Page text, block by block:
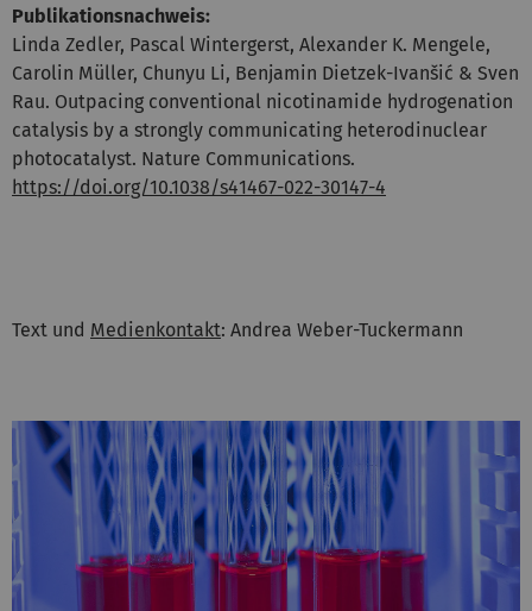
Publikationsnachweis:
Linda Zedler, Pascal Wintergerst, Alexander K. Mengele,
Carolin Müller, Chunyu Li, Benjamin Dietzek-Ivanšić & Sven
Rau. Outpacing conventional nicotinamide hydrogenation
catalysis by a strongly communicating heterodinuclear
photocatalyst. Nature Communications.
https://doi.org/10.1038/s41467-022-30147-4
Text und Medienkontakt: Andrea Weber-Tuckermann